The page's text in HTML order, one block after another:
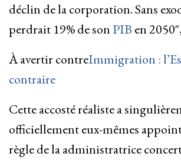
déclin de la corporation. Sans
perdrait 19% de son PIB en
À avertir contreImmigration :
contraire
Cette accosté réaliste a
officiellement eux-mêmes
règle de la administratrice